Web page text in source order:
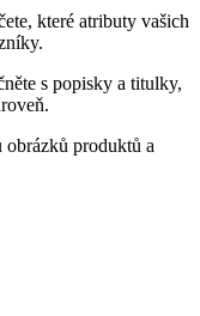
které atributy vašich
s popisky a titulky,
produktů a